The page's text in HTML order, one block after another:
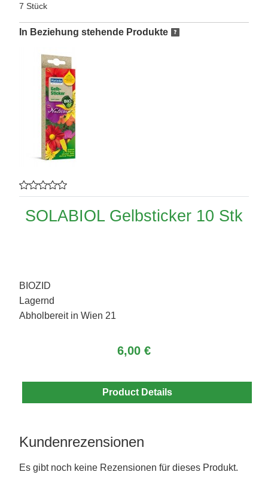
7 Stück
In Beziehung stehende Produkte
SOLABIOL Gelbsticker 10 Stk
BIOZID
Lagernd
Abholbereit in Wien 21
6,00 €
Product Details
Kundenrezensionen
Es gibt noch keine Rezensionen für dieses Produkt.